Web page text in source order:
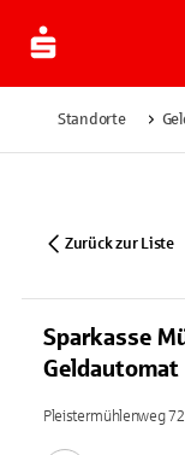
Standorte
Zurück zur Liste
Sparkasse
Pleistermühlenweg